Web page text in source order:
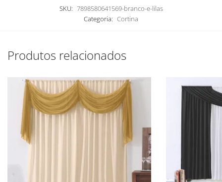
SKU: 7898580641569-branco-e-lilas
Categoria: Cortina
Produtos relacionados